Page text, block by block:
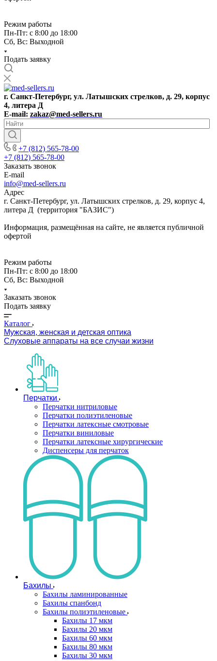
Режим работы
Пн-Пт: с 8:00 до 18:00
Сб, Вс: Выходной
Подать заявку
г. Санкт-Петербург, ул. Латышских стрелков, д. 29, корпус
4, литера Д
E-mail: zakaz@med-sellers.ru
+7 (812) 565-78-00
+7 (812) 565-78-00
Заказать звонок
E-mail
info@med-sellers.ru
Адрес
г. Санкт-Петербург, ул. Латышских стрелков, д. 29, корпус 4,
литера Д (территория "БАЗИС")
Информация, размещённая на сайте, не является публичной
офертой
Режим работы
Пн-Пт: с 8:00 до 18:00
Сб, Вс: Выходной
Заказать звонок
Подать заявку
Каталог
Мужская, женская и детская оптика
Слуховые аппараты на все случаи жизни
Перчатки
Перчатки нитриловые
Перчатки полиэтиленовые
Перчатки латексные смотровые
Перчатки виниловые
Перчатки латексные хирургические
Диспенсеры для перчаток
Бахилы
Бахилы ламинированные
Бахилы спанбонд
Бахилы полиэтиленовые
Бахилы 17 мкм
Бахилы 20 мкм
Бахилы 60 мкм
Бахилы 80 мкм
Бахилы 30 мкм